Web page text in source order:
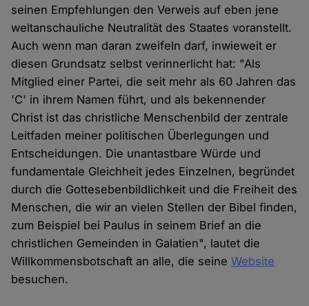
seinen Empfehlungen den Verweis auf eben jene
weltanschauliche Neutralität des Staates voranstellt.
Auch wenn man daran zweifeln darf, inwieweit er
diesen Grundsatz selbst verinnerlicht hat: "Als
Mitglied einer Partei, die seit mehr als 60 Jahren das
'C' in ihrem Namen führt, und als bekennender
Christ ist das christliche Menschenbild der zentrale
Leitfaden meiner politischen Überlegungen und
Entscheidungen. Die unantastbare Würde und
fundamentale Gleichheit jedes Einzelnen, begründet
durch die Gottesebenbildlichkeit und die Freiheit des
Menschen, die wir an vielen Stellen der Bibel finden,
zum Beispiel bei Paulus in seinem Brief an die
christlichen Gemeinden in Galatien", lautet die
Willkommensbotschaft an alle, die seineWebsite
besuchen.